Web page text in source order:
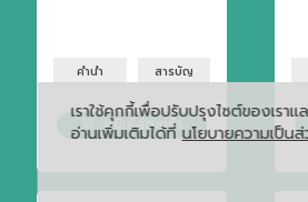
คำนำ สารบัญ
หยิบใส่ตะกร้า
เราใช้คุกกี้เพื่อปรับปรุงไซต์ของเร
อ่านเพิ่มเติมได้ที่ นโยบายความเป็น